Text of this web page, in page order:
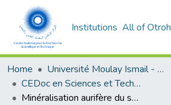
Institutions All of
Home
Université Moulay Ismail - Meknès
CEDoc en Sciences et Techniques et Sciences Médicales (CED - STSM)
Minéralisation aurifère du secteur d'Açdif (Boutonnière de Zenapa-Anti-Atlas-Maroc).